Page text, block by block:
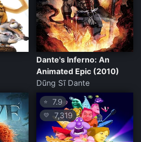
Dante's Inferno: An
Animated Epic (2010)
Dũng Sĩ Dante
⭐ 7.9
💛 7,319